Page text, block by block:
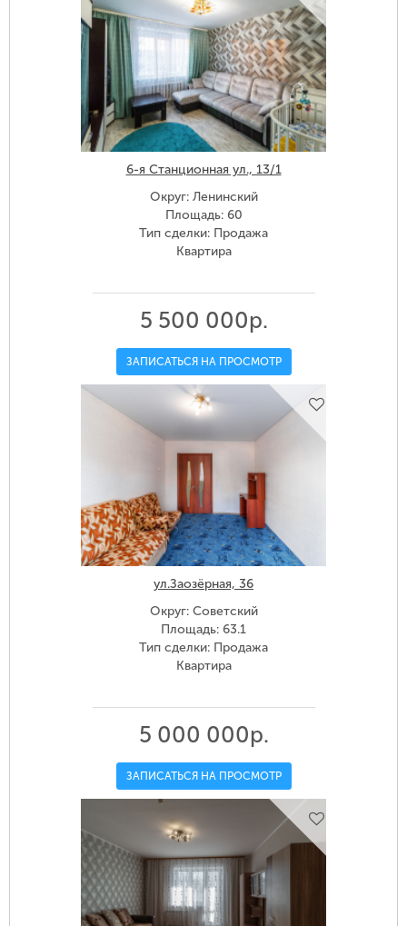
6-я Станционная ул., 13/1
Округ: Ленинский
Площадь: 60
Тип сделки: Продажа
Квартира
5 500 000р.
ЗАПИСАТЬСЯ НА ПРОСМОТР
ул.Заозёрная, 36
Округ: Советский
Площадь: 63.1
Тип сделки: Продажа
Квартира
5 000 000р.
ЗАПИСАТЬСЯ НА ПРОСМОТР